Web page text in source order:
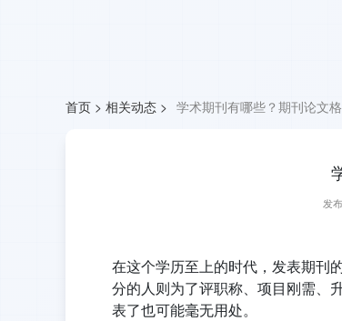
首页 > 相关动态 > 学术期刊有哪些？期刊论文
发
在这个学历至上的时代，发表期刊
分的人则为了评职称、项目刚需、
表了也可能毫无用处。